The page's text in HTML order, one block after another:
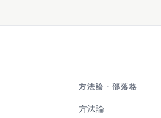
方法論 · 部落格
方法論